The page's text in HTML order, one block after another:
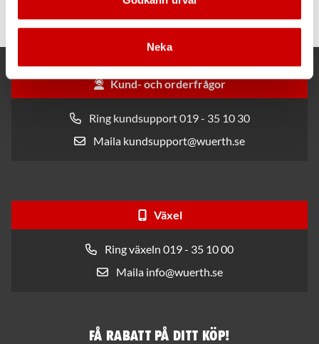
Neka
Kund- och orderfrågor
Ring kundsupport 019 - 35 10 30
Maila kundsupport@wuerth.se
Växel
Ring växeln 019 - 35 10 00
Maila info@wuerth.se
Få rabatt på ditt köp!